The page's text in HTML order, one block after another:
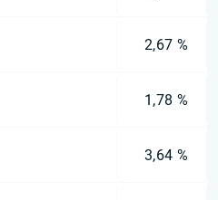
2,67 %
1,78 %
3,64 %